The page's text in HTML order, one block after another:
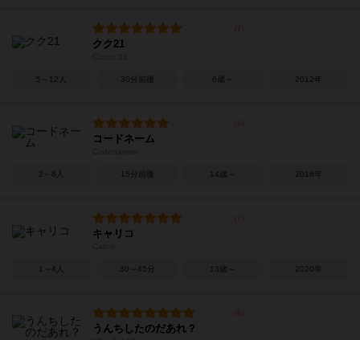
クク21
5～12人 30分前後 6歳～ 2012年
コードネーム
2～8人 15分前後 14歳～ 2016年
キャリコ
1～4人 30～45分 13歳～ 2020年
うんちしたのだあれ？